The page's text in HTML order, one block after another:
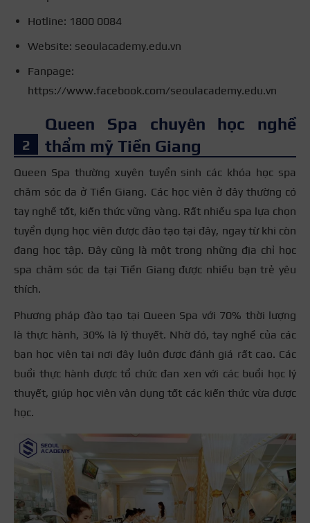
Hotline: 1800 0084
Website: seoulacademy.edu.vn
Fanpage:
https://www.facebook.com/seoulacademy.edu.vn
Queen Spa chuyên học nghề
thẩm mỹ Tiền Giang
Queen Spa thường xuyên tuyển sinh các khóa học spa
chăm sóc da ở Tiền Giang. Các học viên ở đây thường có
tay nghề tốt, kiến thức vững vàng. Rất nhiều spa lựa chọn
tuyển dụng học viên được đào tạo tại đây, ngay từ khi còn
đang học tập. Đây cũng là một trong những địa chỉ học
spa chăm sóc da tại Tiền Giang được nhiều bạn trẻ yêu
thích.
Phương pháp đào tạo tại Queen Spa với 70% thời lượng
là thực hành, 30% là lý thuyết. Nhờ đó, tay nghề của các
bạn học viên tại nơi đây luôn được đánh giá rất cao. Các
buổi thực hành được tổ chức đan xen với các buổi học lý
thuyết, giúp học viên vận dụng tốt các kiến thức vừa được
học.